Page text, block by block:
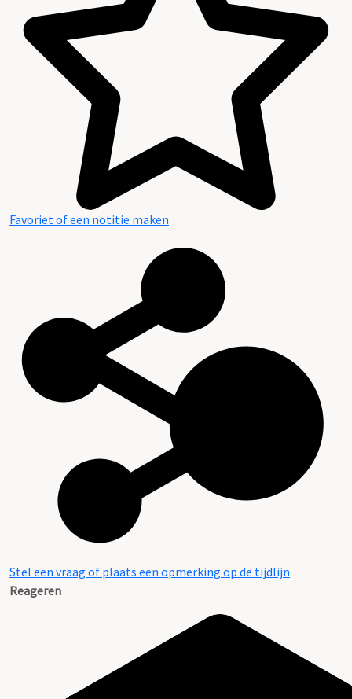
Favoriet of een notitie maken
Stel een vraag of plaats een opmerking op de tijdlijn
Reageren